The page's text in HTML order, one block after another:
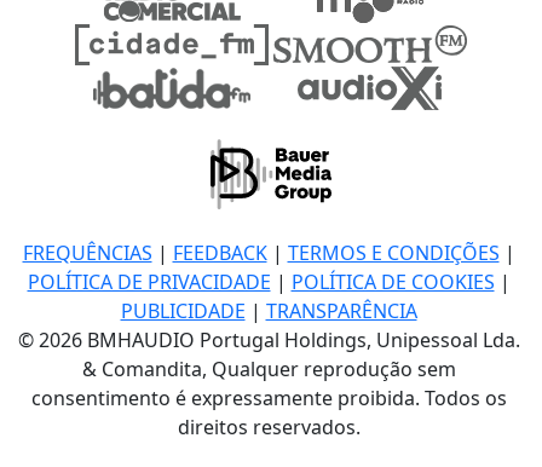
FREQUÊNCIAS | FEEDBACK| TERMOS E CONDIÇÕES |
POLÍTICA DE PRIVACIDADE | POLÍTICA DE COOKIES |
PUBLICIDADE | TRANSPARÊNCIA
© 2026 BMHAUDIO Portugal Holdings, Unipessoal Lda.
& Comandita, Qualquer reprodução sem
consentimento é expressamente proibida. Todos os
direitos reservados.